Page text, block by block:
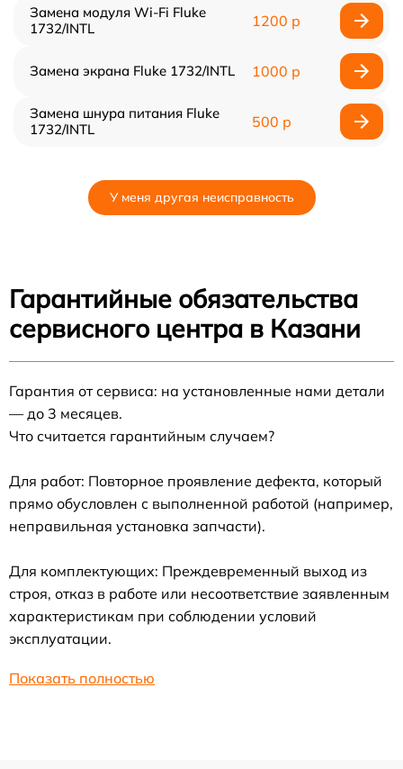
Замена модуля Wi-Fi Fluke
1732/INTL
1200 р
Замена экрана Fluke 1732/INTL 1000 р
Замена шнура питания Fluke
1732/INTL
500 р
У меня другая неисправность
Гарантийные обязательства
сервисного центра в Казани
Гарантия от сервиса: на установленные нами детали
— до 3 месяцев.
Что считается гарантийным случаем?
Для работ: Повторное проявление дефекта, который
прямо обусловлен с выполненной работой (например,
неправильная установка запчасти).
Для комплектующих: Преждевременный выход из
строя, отказ в работе или несоответствие заявленным
характеристикам при соблюдении условий
эксплуатации.
Показать полностью